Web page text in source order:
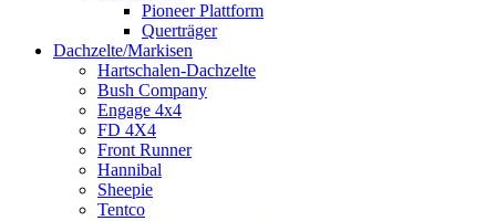
Pioneer Plattform
Querträger
Dachzelte/Markisen
Hartschalen-Dachzelte
Bush Company
Engage 4x4
FD 4X4
Front Runner
Hannibal
Sheepie
Tentco